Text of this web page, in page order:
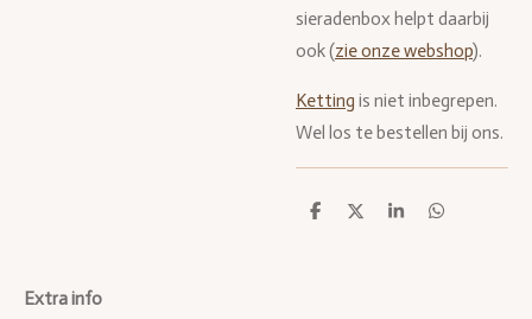
sieradenbox helpt daarbij
ook (zie onze webshop).
Ketting is niet inbegrepen.
Wel los te bestellen bij ons.
D
D
S
D
Extra info